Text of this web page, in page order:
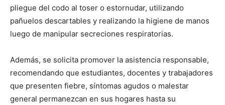
pliegue del codo al toser o estornudar, utilizando
pañuelos descartables y realizando la higiene de manos
luego de manipular secreciones respiratorias.
Además, se solicita promover la asistencia responsable,
recomendando que estudiantes, docentes y trabajadores
que presenten fiebre, síntomas agudos o malestar
general permanezcan en sus hogares hasta su